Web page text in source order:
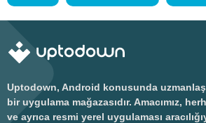
Uptodown, Android konusunda
bir uygulama mağazasıdır. Amacımız,
ve ayrıca resmi yerel uygulaması